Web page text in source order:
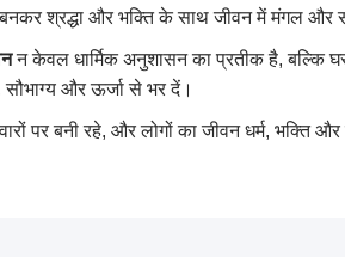
श्रद्धा और भक्ति के साथ जीवन में मंगल और
न केवल धार्मिक अनुशासन का प्रतीक है, बल्कि
और ऊर्जा से भर दें।
पर बनी रहे, और लोगों का जीवन धर्म, भक्ति और